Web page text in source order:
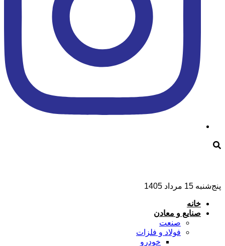
1405
خانه
صنایع و معادن
صنعت
فولاد و فلزات
خودرو